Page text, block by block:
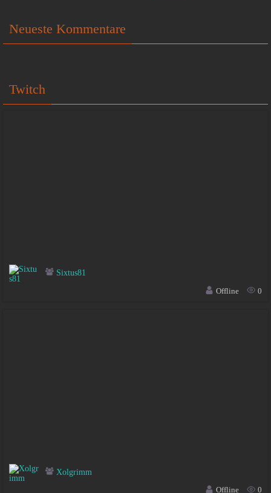
Neueste Kommentare
Twitch
Sixtus81
Offline
0
Xolgrimm
Offline
0